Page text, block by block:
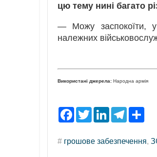
цю тему нині багато
— Можу заспокоїти,
належних
Використані джерела: Народна армія
F
a
b
T
w
t
L
e
T
g
e
# грошове забезпечення,